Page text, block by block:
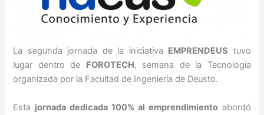
La segunda jornada de la iniciativa EMPRENDEUS tuvo
lugar dentro de FOROTECH, semana de la Tecnología
organizada por la Facultad de Ingeniería de Deusto.
Esta jornada dedicada 100% al emprendimientoabordó